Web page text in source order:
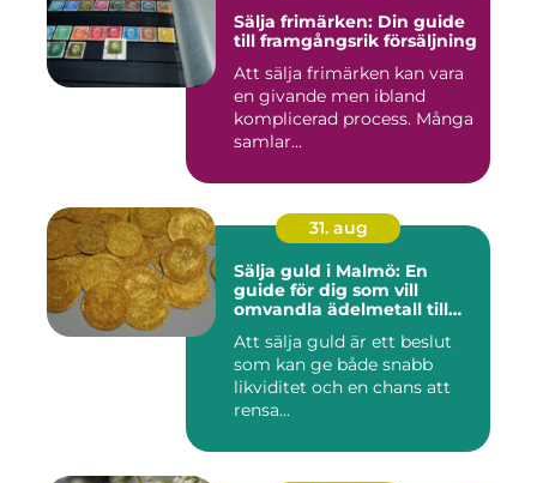
Sälja frimärken: Din guide
till framgångsrik försäljning
Att sälja frimärken kan vara
en givande men ibland
komplicerad process. Många
samlar...
31. aug
Sälja guld i Malmö: En
guide för dig som vill
omvandla ädelmetall till
Att sälja guld är ett beslut
som kan ge både snabb
likviditet och en chans att
rensa...